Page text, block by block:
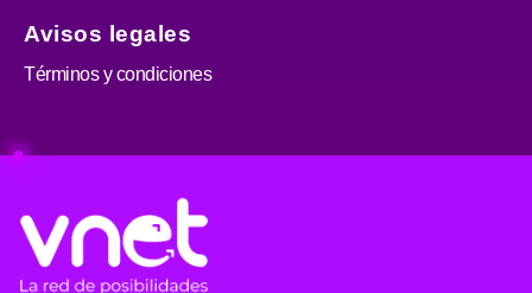
Avisos legales
Términos y condiciones